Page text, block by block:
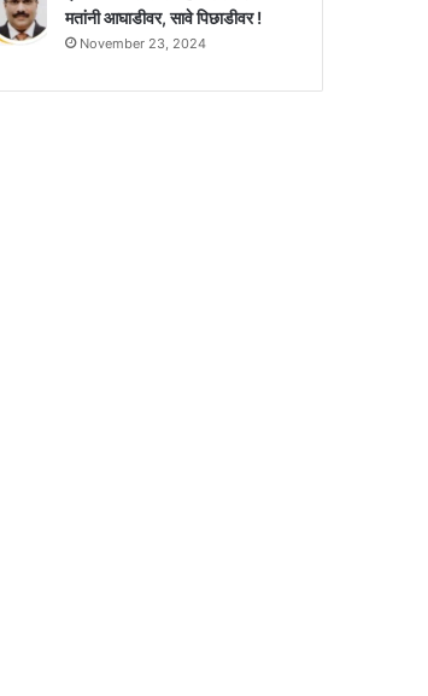
मतांनी आघाडीवर, सावे पिछाडीवर !
November 23, 2024